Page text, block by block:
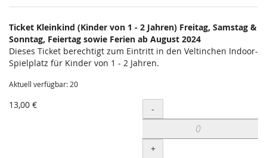
Produkte
Unkategorisierte
Produkte
Ticket Kleinkind (Kinder von 1 - 2 Jahren) Freitag, Samstag &
Sonntag, Feiertag sowie Ferien ab August 2024
Dieses Ticket berechtigt zum Eintritt in den Veltinchen Indoor-
Spielplatz für Kinder von 1 - 2 Jahren.
Aktuell verfügbar: 20
13,00 € Menge
-
+